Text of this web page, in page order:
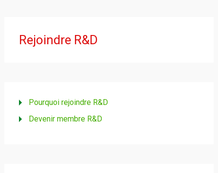
Rejoindre R&D
Pourquoi rejoindre R&D
Devenir membre R&D